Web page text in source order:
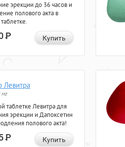
эрекции до 36 часов и
полового акта в
Р Купить
Левитра
мг
таблетке Левитра для
эрекции и Дапоксетин
полового акта!
Р Купить